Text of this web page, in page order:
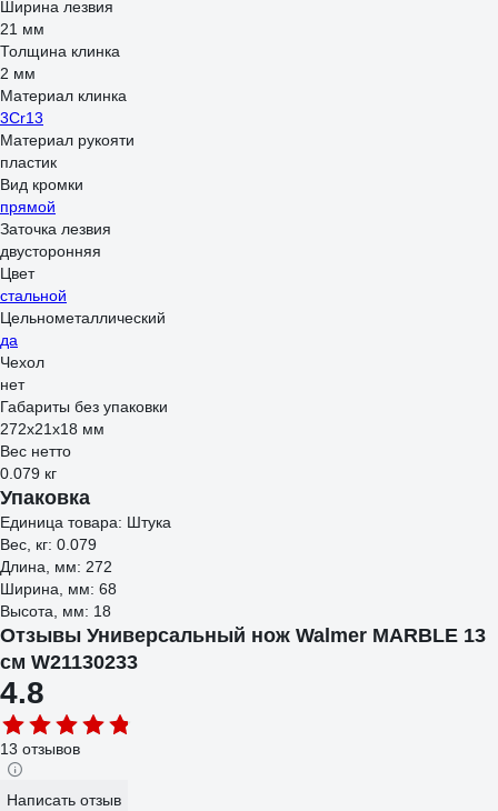
Ширина лезвия
21 мм
Толщина клинка
2 мм
Материал клинка
3Cr13
Материал рукояти
пластик
Вид кромки
прямой
Заточка лезвия
двусторонняя
Цвет
стальной
Цельнометаллический
да
Чехол
нет
Габариты без упаковки
272x21х18 мм
Вес нетто
0.079 кг
Упаковка
Единица товара: Штука
Вес, кг: 0.079
Длина, мм: 272
Ширина, мм: 68
Высота, мм: 18
Отзывы Универсальный нож Walmer MARBLE 13
см W21130233
4.8
13 отзывов
Написать отзыв